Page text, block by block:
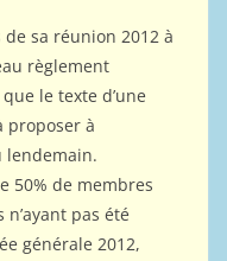
sa réunion 2012 à
règlement
le texte d’une
proposer à
lendemain.
50% de membres
pas été
générale 2012,